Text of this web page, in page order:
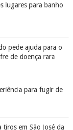
lugares para banho
pede ajuda para o
de doença rara
para fugir de
em São José da